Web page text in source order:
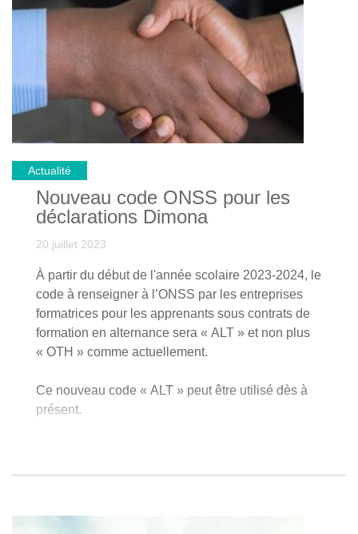
Une journée de clôture aura lieu pour dresser le bilan
des observations des modèles belge germanophone
et allemand en vue d’améliorer encore l’alternance
côté francophone.
Actualité
Nouveau code ONSS pour les
déclarations Dimona
20 juillet 2023
À partir du début de l'année scolaire 2023-2024, le
code à renseigner à l’ONSS par les entreprises
formatrices pour les apprenants sous contrats de
formation en alternance sera « ALT » et non plus
« OTH » comme actuellement.
Ce nouveau code « ALT » peut être utilisé dès à
présent.